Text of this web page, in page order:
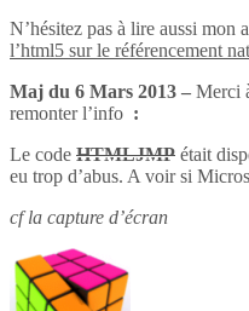
N’hésitez pas à lire aussi mon
l’html5 sur le référencement
Maj du 6 Mars 2013 – Merci
remonter l’info :
Le code HTMLJMP était
eu trop d’abus. A voir si
cf la capture d’écran